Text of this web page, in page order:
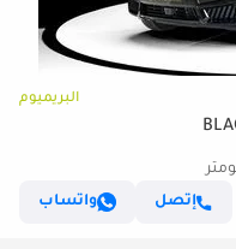
البريميوم
إتصل
واتساب